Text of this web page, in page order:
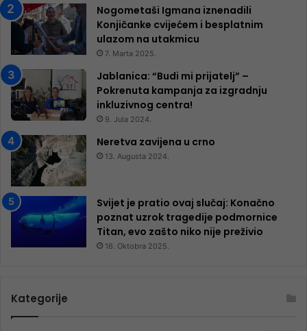
Nogometaši Igmana iznenadili
Konjičanke cvijećem i besplatnim
ulazom na utakmicu
7. Marta 2025.
Jablanica: “Budi mi prijatelj” –
Pokrenuta kampanja za izgradnju
inkluzivnog centra!
9. Jula 2024.
Neretva zavijena u crno
13. Augusta 2024.
Svijet je pratio ovaj slučaj: Konačno
poznat uzrok tragedije podmornice
Titan, evo zašto niko nije preživio
16. Oktobra 2025.
Kategorije